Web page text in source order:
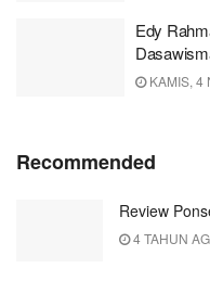
Edy
KAMIS, 4
Recommended
Review
4 TAHUN